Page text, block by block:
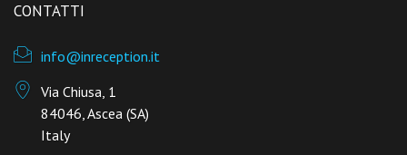
CONTATTI
info@inreception.it
Via Chiusa, 1
84046, Ascea (SA)
Italy